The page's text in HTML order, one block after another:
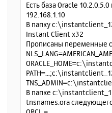
Есть база Oracle
192.168.1.10
В папку
Instant Client x32
Прописаны переменные
В папке
tnsnames.ora